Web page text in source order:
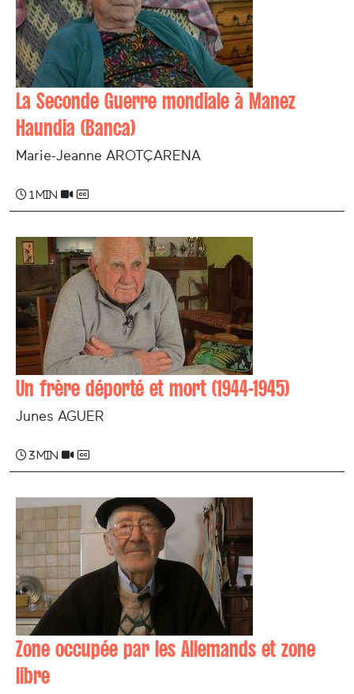
La Seconde Guerre mondiale à Manez
Haundia (Banca)
Marie-­Jeanne AROTÇARENA
1 min
Un frère déporté et mort (1944-1945)
Junes AGUER
3 min
Zone occupée par les Allemands et zone
libre